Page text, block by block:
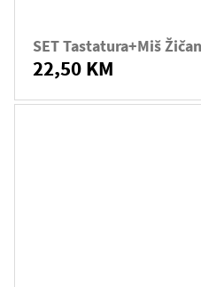
SET Tastatura+Miš
22,50 KM